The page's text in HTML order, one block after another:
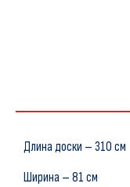
Длина доски – 310 см
Ширина – 81 см